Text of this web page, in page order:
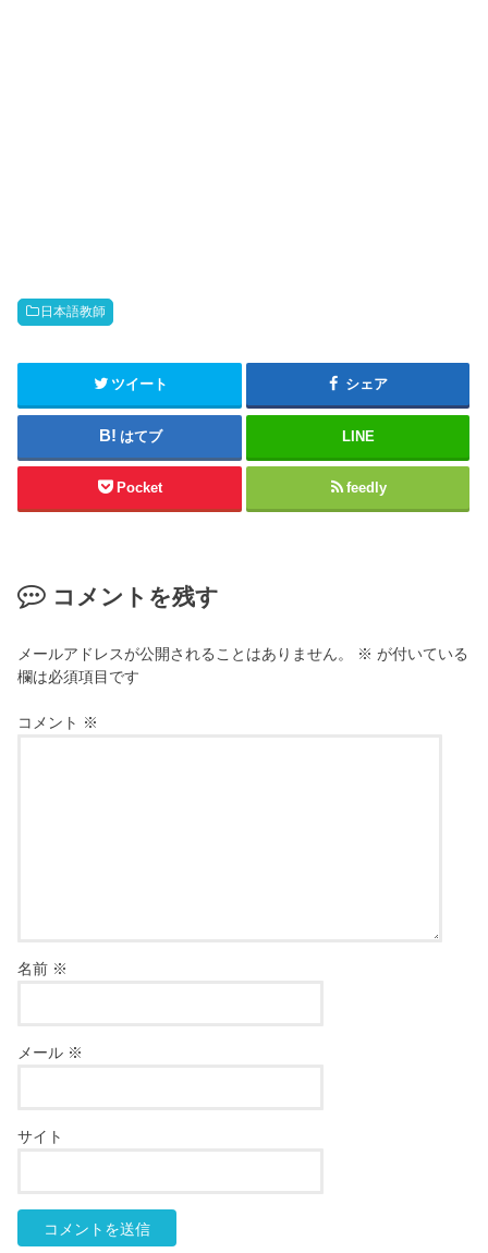
日本語教師
ツイート シェア
はてブ LINE
Pocket feedly
コメントを残す
メールアドレスが公開されることはありません。 ※ が付いている
欄は必須項目です
コメント ※
名前 ※
メール ※
サイト